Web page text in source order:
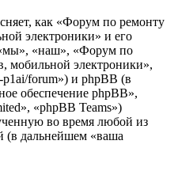
как «Форум по ремонту
электроники» и его
«наш», «Форум по
мобильной электроники»,
p1ai/forum») и phpBB (в
обеспечение phpBB»,
«phpBB Teams»)
во время любой из
(в дальнейшем «ваша